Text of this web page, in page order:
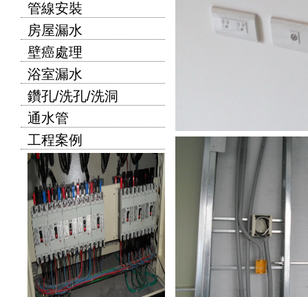
管線安裝
房屋漏水
壁癌處理
浴室漏水
鑽孔/洗孔/洗洞
通水管
工程案例